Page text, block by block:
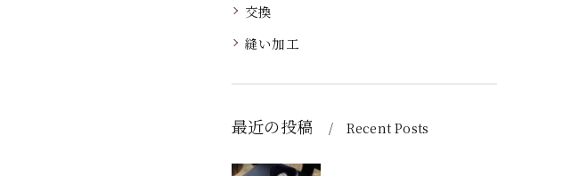
交換
縫い加工
最近の投稿 Recent Posts